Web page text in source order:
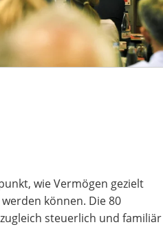
wie Vermögen gezielt
können. Die 80
steuerlich und familiär